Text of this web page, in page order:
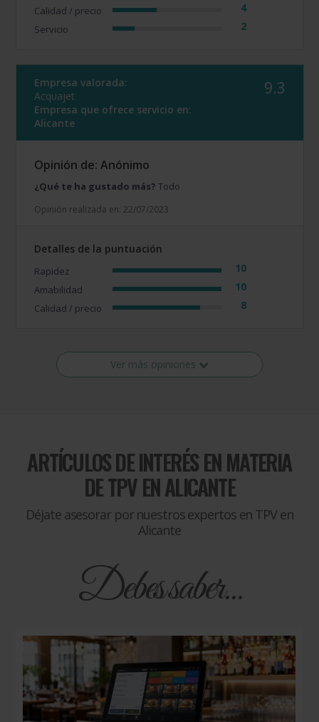
Calidad / precio 4
Servicio 2
Empresa valorada:
Acquajet
Empresa que ofrece servicio en:
Alicante
9.3
Opinión de: Anónimo
¿Qué te ha gustado más? Todo
Opinión realizada en: 22/07/2023
Detalles de la puntuación
Rapidez 10
Amabilidad 10
Calidad / precio 8
Ver más opiniones
ARTÍCULOS DE INTERÉS EN MATERIA
DETPV EN ALICANTE
Déjate asesorar por nuestros expertos en TPV en
Alicante
Debes saber...